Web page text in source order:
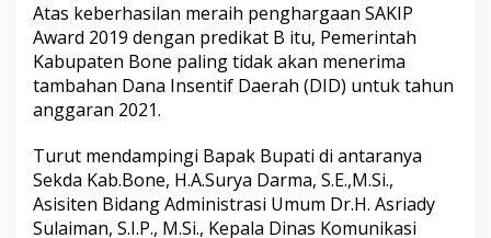
Atas keberhasilan meraih penghargaan SAKIP
Award 2019 dengan predikat B itu, Pemerintah
Kabupaten Bone paling tidak akan menerima
tambahan Dana Insentif Daerah (DID) untuk tahun
anggaran 2021.
Turut mendampingi Bapak Bupati di antaranya
Sekda Kab.Bone, H.A.Surya Darma, S.E.,M.Si.,
Asisiten Bidang Administrasi Umum Dr.H. Asriady
Sulaiman, S.I.P., M.Si., Kepala Dinas Komunikasi